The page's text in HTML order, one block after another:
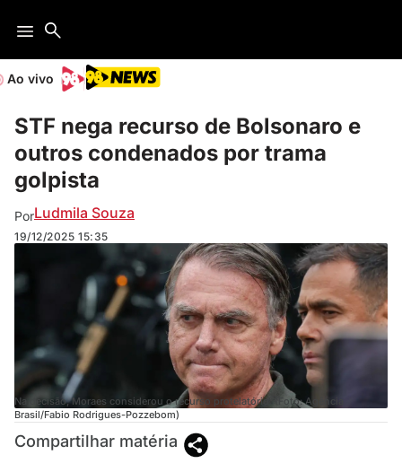
Ao vivo
STF nega recurso de Bolsonaro e
outros condenados por trama
golpista
PorLudmila Souza
19/12/2025 15:35
Na decisão, Moraes considerou o recurso protelatório. (Foto: Agência
Brasil/Fabio Rodrigues-Pozzebom)
Compartilhar matéria